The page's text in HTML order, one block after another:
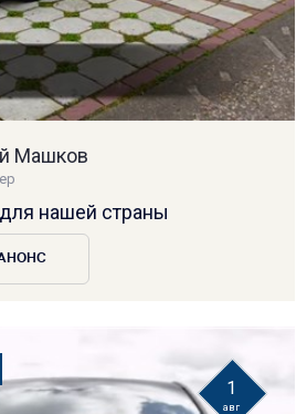
Машков
нашей страны
1
авг